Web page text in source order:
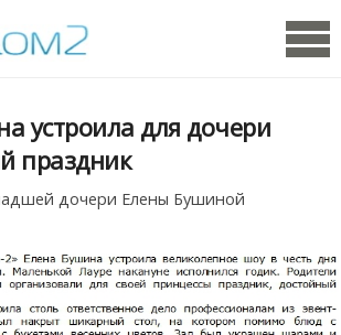
устроила для дочери
праздник
дочери Елены Бушиной